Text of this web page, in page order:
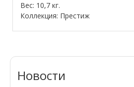
Вес: 10,7 кг.
Коллекция: Престиж
Новости